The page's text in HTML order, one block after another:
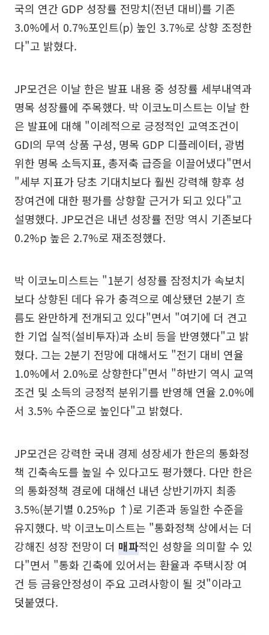
국의 연간 GDP 성장률 전망치(전년 대비)를 기존
3.0%에서 0.7%포인트(p) 높인 3.7%로 상향 조정한
다"고 밝혔다.
JP모건은 이날 한은 발표 내용 중 성장률 세부내역과
명목 성장률에 주목했다. 박 이코노미스트는 이날 한
은 발표에 대해 "이례적으로 긍정적인 교역조건이
GDI의 무역 상품 구성, 명목 GDP 디플레이터, 광범
위한 명목 소득지표, 총저축 급증을 이끌어냈다"면서
"세부 지표가 당초 기대치보다 훨씬 강력해 향후 성
장여건에 대한 평가를 상향할 근거가 되고 있다"고
설명했다. JP모건은 내년 성장률 전망 역시 기존보다
0.2%p 높은 2.7%로 재조정했다.
박 이코노미스트는 "1분기 성장률 잠정치가 속보치
보다 상향된 데다 유가 충격으로 예상됐던 2분기 흐
름도 완만하게 전개되고 있다"면서 "여기에 더 견고
한 기업 실적(설비투자)과 소비 등을 반영했다"고 밝
혔다. 그는 2분기 전망에 대해서도 "전기 대비 연율
1.0%에서 2.0%로 상향한다"면서 "하반기 역시 교역
조건 및 소득의 긍정적 분위기를 반영해 연율 2.0%에
서 3.5% 수준으로 높인다"고 밝혔다.
JP모건은 강력한 국내 경제 성장세가 한은의 통화정
책 긴축속도를 높일 수 있다고도 평가했다. 다만 한은
의 통화정책 경로에 대해선 내년 상반기까지 최종
3.5%(분기별 0.25%p ↑)로 기존과 동일한 수준을
유지했다. 박 이코노미스트는 "통화정책 상에서는 더
강해진 성장 전망이 더 매파적인 성향을 의미할 수 있
다"면서 "통화 긴축에 있어서는 환율과 주택시장 여
건 등 금융안정성이 주요 고려사항이 될 것"이라고
덧붙였다.